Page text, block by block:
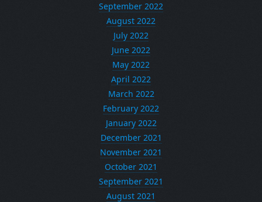
September 2022
August 2022
July 2022
June 2022
May 2022
April 2022
March 2022
February 2022
January 2022
December 2021
November 2021
October 2021
September 2021
August 2021